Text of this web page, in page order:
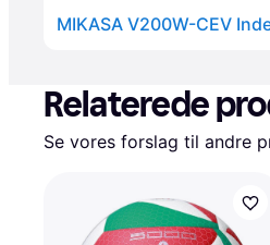
MIKASA V200W-CEV
Relaterede
Se vores forslag til andre